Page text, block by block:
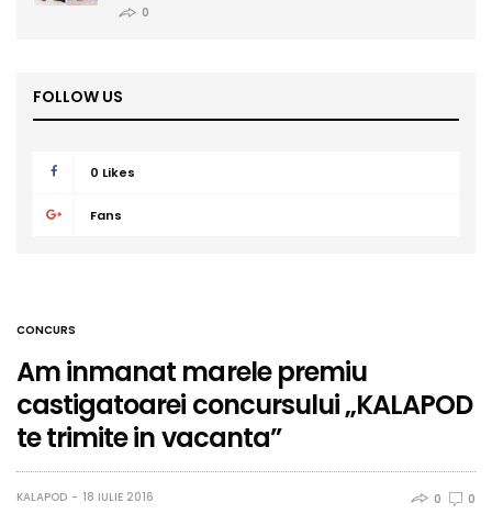
0
FOLLOW US
0 Likes
Fans
CONCURS
Am inmanat marele premiu
castigatoarei concursului „KALAPOD
te trimite in vacanta”
KALAPOD 18 IULIE 2016 0 0